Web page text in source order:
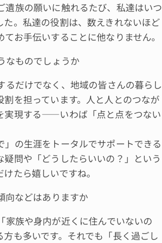
族の願いに触れるたび、私達はいつ
。私達の役割は、数えきれないほど
お手伝いすることに他なりません。
なものでしょうか
だけでなく、地域の皆さんの暮らし
を担っています。人と人とのつなが
実現する――いわば「点と点をつない
の生涯をトータルでサポートできる
問や「どうしたらいいの？」という
たら嬉しいですね。
向などはありますか
族や身内が近くに住んでいないの
も多いです。それでも「長く過ごし